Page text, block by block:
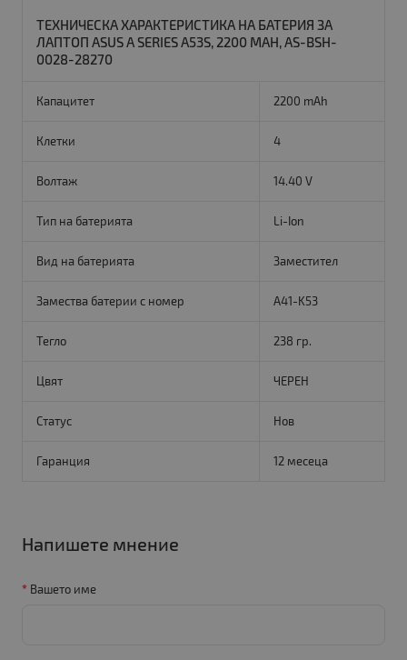
ТЕХНИЧЕСКА ХАРАКТЕРИСТИКА НА БАТЕРИЯ ЗА
ЛАПТОП ASUS A SERIES A53S, 2200 MAH, AS-BSH-
0028-28270
Капацитет 2200 mAh
Клетки 4
Волтаж 14.40 V
Тип на батерията Li-Ion
Вид на батерията Заместител
Замества батерии с номер A41-K53
Тегло 238 гр.
Цвят ЧЕРЕН
Статус Нов
Гаранция 12 месеца
Напишете мнение
Вашето име